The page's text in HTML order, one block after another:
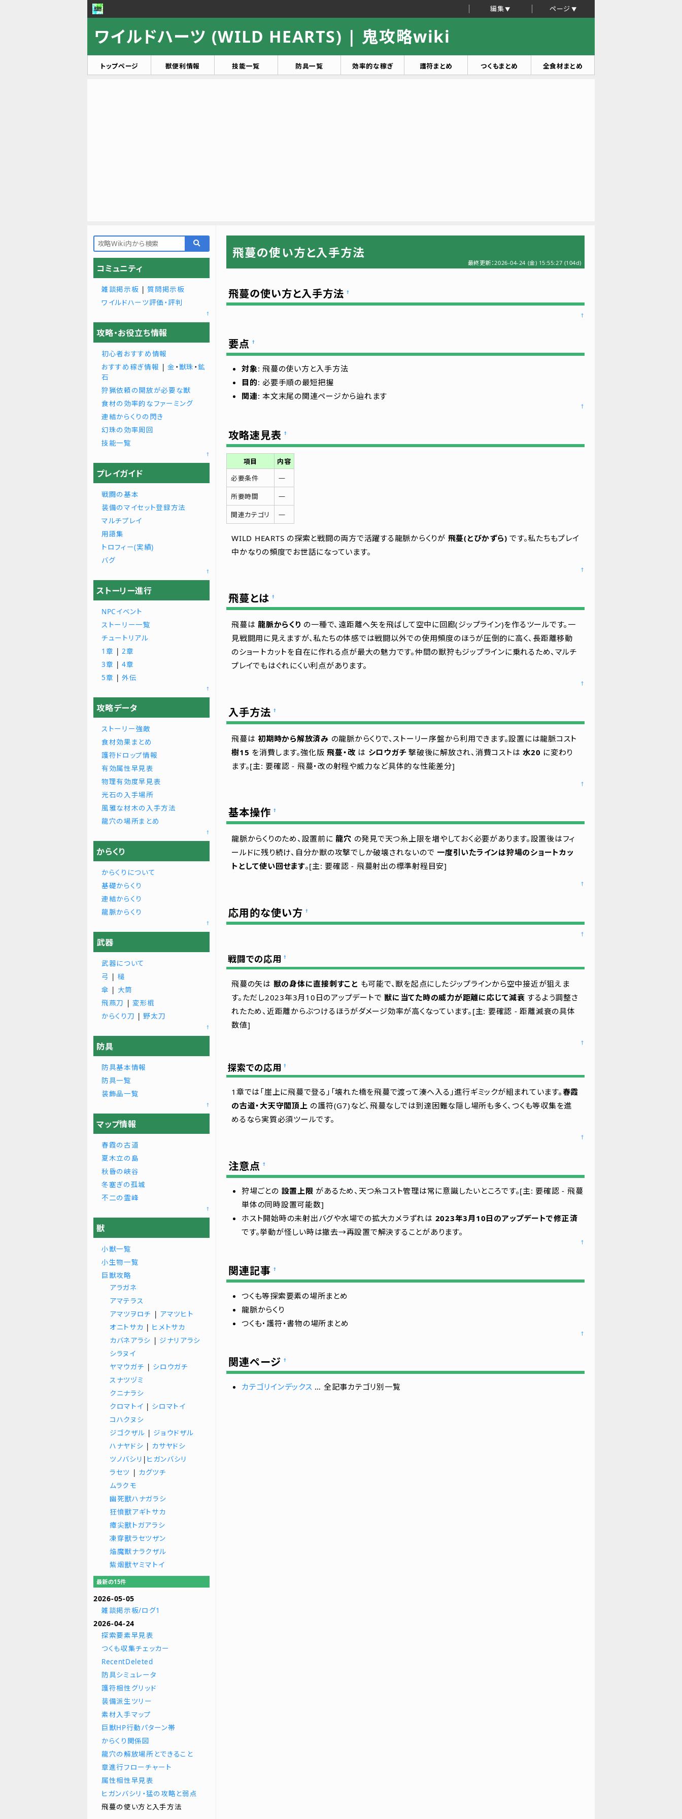
編集 ページ
ワイルドハーツ (WILD HEARTS) | 鬼攻略wiki
トップページ 獣便利情報 技能一覧 防具一覧 効率的な稼ぎ 護符まとめ つくもまとめ 全食材まとめ
飛蔓の使い方と入手方法
最終更新：2026-04-24 (金) 15:55:27 (104d)
飛蔓の使い方と入手方法 †
↑
要点 †
対象: 飛蔓の使い方と入手方法
目的: 必要手順の最短把握
関連: 本文末尾の関連ページから辿れます
↑
攻略速見表 †
項目
内容
必要条件
—
所要時間 —
関連カテゴリ —
WILD HEARTS の探索と戦闘の両方で活躍する龍脈からくりが 飛蔓(とびかずら) です。私たちもプレイ
中かなりの頻度でお世話になっています。
↑
飛蔓とは †
飛蔓は 龍脈からくり の一種で、遠距離へ矢を飛ばして空中に回廊(ジップライン)を作るツールです。一
見戦闘用に見えますが、私たちの体感では戦闘以外での使用頻度のほうが圧倒的に高く、長距離移動
のショートカットを自在に作れる点が最大の魅力です。仲間の獣狩もジップラインに乗れるため、マルチ
プレイでもはぐれにくい利点があります。
↑
入手方法 †
飛蔓は 初期時から解放済み の龍脈からくりで、ストーリー序盤から利用できます。設置には龍脈コスト
樹15 を消費します。強化版飛蔓・改 は シロウガチ撃破後に解放され、消費コストは 水20 に変わり
ます。[主: 要確認 - 飛蔓・改の射程や威力など具体的な性能差分]
↑
基本操作 †
龍脈からくりのため、設置前に 龍穴 の発見で天つ糸上限を増やしておく必要があります。設置後はフィ
ールドに残り続け、自分か獣の攻撃でしか破壊されないので 一度引いたラインは狩場のショートカッ
トとして使い回せます。[主: 要確認 - 飛蔓射出の標準射程目安]
↑
応用的な使い方 †
↑
戦闘での応用 †
飛蔓の矢は 獣の身体に直接刺すこと も可能で、獣を起点にしたジップラインから空中接近が狙えま
す。ただし2023年3月10日のアップデートで 獣に当てた時の威力が距離に応じて減衰 するよう調整さ
れたため、近距離からぶつけるほうがダメージ効率が高くなっています。[主: 要確認 - 距離減衰の具体
数値]
↑
探索での応用 †
1章では「崖上に飛蔓で登る」「壊れた橋を飛蔓で渡って湊へ入る」進行ギミックが組まれています。春霞
の古道・大天守閣頂上 の護符(G7)など、飛蔓なしでは到達困難な隠し場所も多く、つくも等収集を進
めるなら実質必須ツールです。
↑
注意点 †
狩場ごとの 設置上限 があるため、天つ糸コスト管理は常に意識したいところです。[主: 要確認 - 飛蔓
単体の同時設置可能数]
ホスト開始時の未射出バグや水場での拡大カメラずれは 2023年3月10日のアップデートで修正済
です。挙動が怪しい時は撤去→再設置で解決することがあります。
↑
関連記事 †
つくも等探索要素の場所まとめ
龍脈からくり
つくも・護符・書物の場所まとめ
↑
関連ページ †
カテゴリインデックス … 全記事カテゴリ別一覧
コミュニティ
雑談掲示板 |質問掲示板
ワイルドハーツ評価・評判
↑
攻略・お役立ち情報
初心者おすすめ情報
おすすめ稼ぎ情報 |金 ・ 獣珠 ・鉱
石
狩猟依頼の開放が必要な獣
食材の効率的なファーミング
連結からくりの閃き
幻珠の効率周回
技能一覧
↑
プレイガイド
戦闘の基本
装備のマイセット登録方法
マルチプレイ
用語集
トロフィー(実績)
バグ
↑
ストーリー進行
NPCイベント
ストーリー一覧
チュートリアル
1章 |2章
3章 |4章
5章 |外伝
↑
攻略データ
ストーリー強敵
食材効果まとめ
護符ドロップ情報
有効属性早見表
物理有効度早見表
光石の入手場所
風雅な材木の入手方法
龍穴の場所まとめ
↑
からくり
からくりについて
基礎からくり
連結からくり
龍脈からくり
↑
武器
武器について
弓 | 槌
傘 | 大筒
飛燕刀 |変形棍
からくり刀 |野太刀
↑
防具
防具基本情報
防具一覧
装飾品一覧
↑
マップ情報
春霞の古道
夏木立の島
秋昏の峡谷
冬塞ぎの孤城
不二の霊峰
↑
獣
小獣一覧
小生物一覧
巨獣攻略
アラガネ
アマテラス
アマツヲロチ | アマツヒト
オニトサカ | ヒメトサカ
カバネアラシ | ジナリアラシ
シラヌイ
ヤマウガチ | シロウガチ
スナツヅミ
クニナラシ
クロマトイ | シロマトイ
コハクヌシ
ジゴクザル | ジョウドザル
ハナヤドシ | カサヤドシ
ツノバシリ | ヒガンバシリ
ラセツ | カグツチ
ムラクモ
幽死獸ハナガラシ
狂憤獸アギトサカ
瘴尖獸トガアラシ
凍穿獸ラセツザン
焔魔獣ナラクザル
紫烟獸ヤミマトイ
最新の15件
2026-05-05
雑談掲示板/ログ1
2026-04-24
探索要素早見表
つくも収集チェッカー
RecentDeleted
防具シミュレータ
護符相性グリッド
装備派生ツリー
素材入手マップ
巨獣HP行動パターン帯
からくり関係図
龍穴の解放場所とできること
章進行フローチャート
属性相性早見表
ヒガンバシリ・猛の攻略と弱点
飛蔓の使い方と入手方法